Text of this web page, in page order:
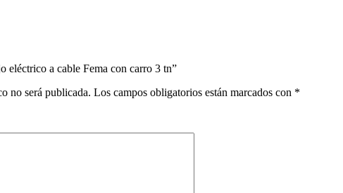
eléctrico a cable Fema con carro 3 tn”
no será publicada. Los campos obligatorios están marcados con *